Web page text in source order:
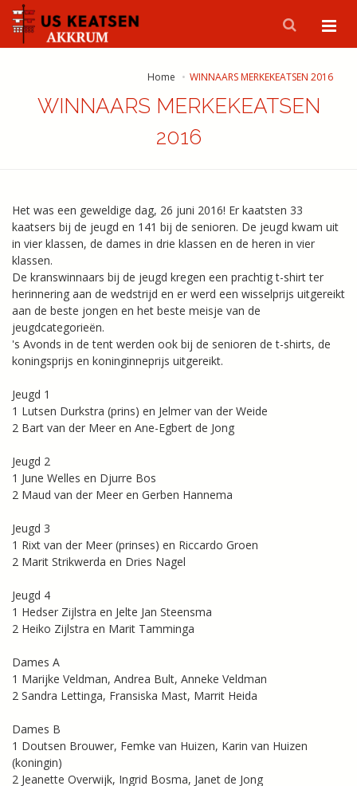
Home WINNAARS MERKEKEATSEN 2016
WINNAARS MERKEKEATSEN
2016
Het was een geweldige dag, 26 juni 2016! Er kaatsten 33
kaatsers bij de jeugd en 141 bij de senioren. De jeugd kwam uit
in vier klassen, de dames in drie klassen en de heren in vier
klassen.
De kranswinnaars bij de jeugd kregen een prachtig t-shirt ter
herinnering aan de wedstrijd en er werd een wisselprijs uitgereikt
aan de beste jongen en het beste meisje van de
jeugdcategorieën.
's Avonds in de tent werden ook bij de senioren de t-shirts, de
koningsprijs en koninginneprijs uitgereikt.
Jeugd 1
1 Lutsen Durkstra (prins) en Jelmer van der Weide
2 Bart van der Meer en Ane-Egbert de Jong
Jeugd 2
1 June Welles en Djurre Bos
2 Maud van der Meer en Gerben Hannema
Jeugd 3
1 Rixt van der Meer (prinses) en Riccardo Groen
2 Marit Strikwerda en Dries Nagel
Jeugd 4
1 Hedser Zijlstra en Jelte Jan Steensma
2 Heiko Zijlstra en Marit Tamminga
Dames A
1 Marijke Veldman, Andrea Bult, Anneke Veldman
2 Sandra Lettinga, Fransiska Mast, Marrit Heida
Dames B
1 Doutsen Brouwer, Femke van Huizen, Karin van Huizen
(koningin)
2 Jeanette Overwijk, Ingrid Bosma, Janet de Jong